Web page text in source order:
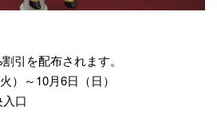
引を配布されます。
）～10月6日（日）
口